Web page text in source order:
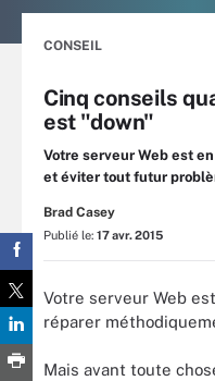
CONSEIL
Cinq conseils
est "down"
Votre serveur Web est
et éviter tout futur
Brad Casey
Publié le: 17 avr. 2015
Votre serveur Web
réparer
Mais avant toute